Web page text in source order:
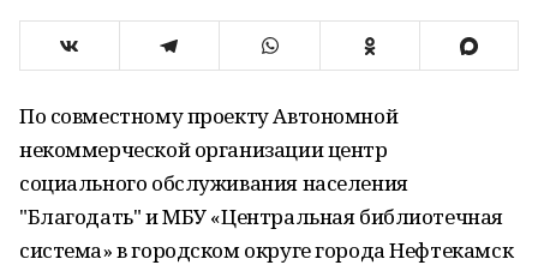
По совместному проекту Автономной
некоммерческой организации центр
социального обслуживания населения
"Благодать" и МБУ «Центральная библиотечная
система» в городском округе города Нефтекамск